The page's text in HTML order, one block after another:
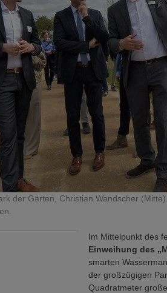
der Gärten, Christian Wandscher
Im Mittelpunkt des
Einweihung des
smarten
der großzügigen
Quadratmeter